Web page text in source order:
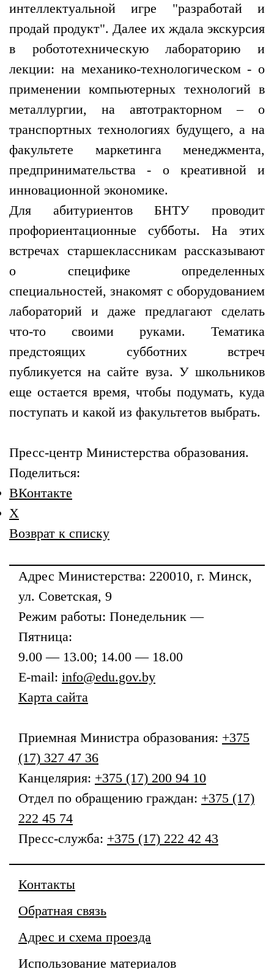
интеллектуальной игре "разработай и
продай продукт". Далее их ждала экскурсия
в робототехническую лабораторию и
лекции: на механико-технологическом - о
применении компьютерных технологий в
металлургии, на автотракторном – о
транспортных технологиях будущего, а на
факультете маркетинга менеджмента,
предпринимательства - о креативной и
инновационной экономике.
Для абитуриентов БНТУ проводит
профориентационные субботы. На этих
встречах старшеклассникам рассказывают
о специфике определенных
специальностей, знакомят с оборудованием
лабораторий и даже предлагают сделать
что-то своими руками. Тематика
предстоящих субботних встреч
публикуется на сайте вуза. У школьников
еще остается время, чтобы подумать, куда
поступать и какой из факультетов выбрать.
Пресс-центр Министерства образования.
Поделиться:
ВКонтакте
X
Возврат к списку
Адрес Министерства: 220010, г. Минск,
ул. Советская, 9
Режим работы: Понедельник —
Пятница:
9.00 — 13.00; 14.00 — 18.00
E-mail: info@edu.gov.by
Карта сайта
Приемная Министра образования: +375
(17) 327 47 36
Канцелярия: +375 (17) 200 94 10
Отдел по обращению граждан: +375 (17)
222 45 74
Пресс-служба: +375 (17) 222 42 43
Контакты
Обратная связь
Адрес и схема проезда
Использование материалов